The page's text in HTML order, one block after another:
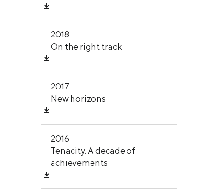
2018
On the right track
2017
New horizons
2016
Tenacity. A decade of
achievements